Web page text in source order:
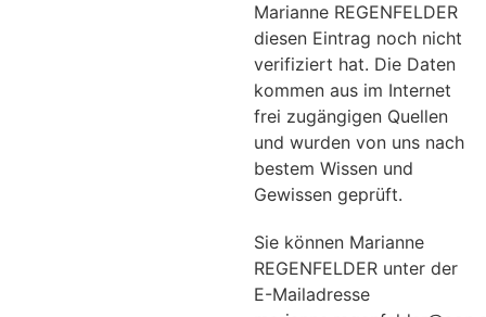
Marianne REGENFELDER
diesen Eintrag noch nicht
verifiziert hat. Die Daten
kommen aus im Internet
frei zugängigen Quellen
und wurden von uns nach
bestem Wissen und
Gewissen geprüft.
Sie können Marianne
REGENFELDER unter der
E-Mailadresse